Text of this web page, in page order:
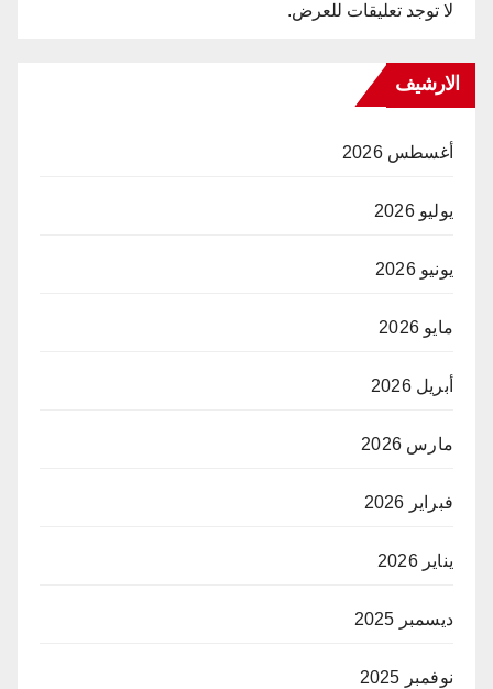
لا توجد تعليقات للعرض.
الارشيف
أغسطس 2026
يوليو 2026
يونيو 2026
مايو 2026
أبريل 2026
مارس 2026
فبراير 2026
يناير 2026
ديسمبر 2025
نوفمبر 2025